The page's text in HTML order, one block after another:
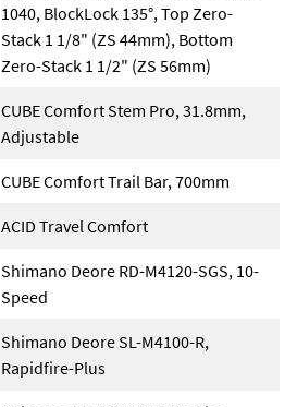
1040, BlockLock 135°, Top Zero-
Stack 1 1/8" (ZS 44mm), Bottom
Zero-Stack 1 1/2" (ZS 56mm)
CUBE Comfort Stem Pro, 31.8mm,
Adjustable
CUBE Comfort Trail Bar, 700mm
ACID Travel Comfort
Shimano Deore RD-M4120-SGS, 10-
Speed
Shimano Deore SL-M4100-R,
Rapidfire-Plus